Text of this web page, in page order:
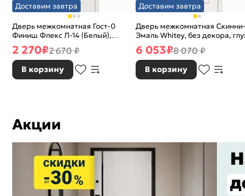
Доставим завтра
Дверь межкомнатная Гост-0
Финиш Флекс Л-14 (Белый),
глухая, каркасно-щитовая
2 270₽2 670 ₽
В корзину
Доставим завтра
Дверь межкомнатная Скинни-
Эмаль Whitey, без декора,
без стекла, без кромки,
6 053₽8 070 ₽
В корзину
Акции